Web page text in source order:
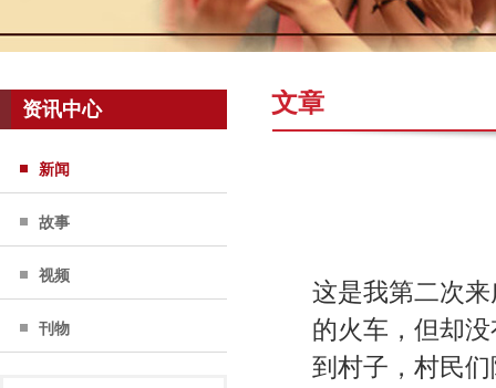
资讯中心
新闻
故事
视频
刊物
文章
这是我第二次
的火车，但却
到村子，村民